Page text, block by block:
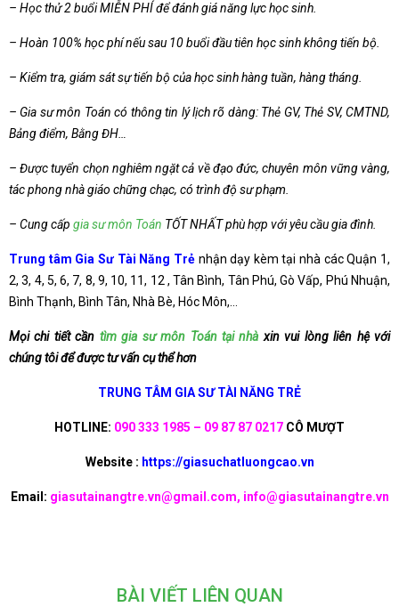
– Học thử 2 buổi MIỄN PHÍ để đánh giá năng lực học sinh.
– Hoàn 100% học phí nếu sau 10 buổi đầu tiên học sinh không tiến bộ.
– Kiểm tra, giám sát sự tiến bộ của học sinh hàng tuần, hàng tháng.
– Gia sư môn Toán có thông tin lý lịch rõ dàng: Thẻ GV, Thẻ SV, CMTND,
Bảng điểm, Bằng ĐH…
– Được tuyển chọn nghiêm ngặt cả về đạo đức, chuyên môn vững vàng,
tác phong nhà giáo chững chạc, có trình độ sư phạm.
– Cung cấp gia sư môn Toán TỐT NHẤT phù hợp với yêu cầu gia đình.
Trung tâm Gia Sư Tài Năng Trẻnhận dạy kèm tại nhà các Quận 1,
2, 3, 4, 5, 6, 7, 8, 9, 10, 11, 12 , Tân Bình, Tân Phú, Gò Vấp, Phú Nhuận,
Bình Thạnh, Bình Tân, Nhà Bè, Hóc Môn,…
Mọi chi tiết cần tìm gia sư môn Toán tại nhà xin vui lòng liên hệ với
chúng tôi để được tư vấn cụ thể hơn
TRUNG TÂM GIA SƯ TÀI NĂNG TRẺ
HOTLINE: 090 333 1985 – 09 87 87 0217 CÔ MƯỢT
Website : https://giasuchatluongcao.vn
Email: giasutainangtre.vn@gmail.com, info@giasutainangtre.vn
BÀI VIẾT LIÊN QUAN